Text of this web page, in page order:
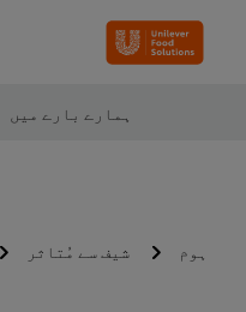
ہمارے بارے میں
ہوم شیف سے مُتاثر